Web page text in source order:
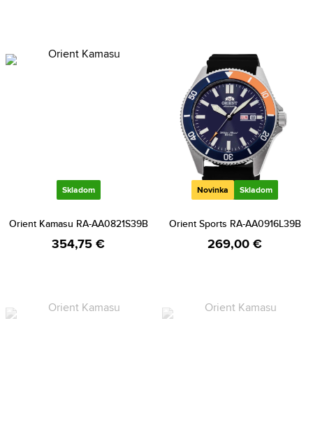
Skladom
Orient Kamasu RA-AA0821S39B
354,75 €
Novinka Skladom
Orient Sports RA-AA0916L39B
269,00 €